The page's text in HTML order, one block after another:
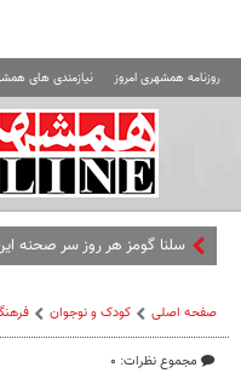
روزنامه همشهری امروز نیازمندی های
سلنا گومز هر روز سر صحنه
صفحه اصلی کودک و نوجوان
مجموع نظرات: ۰